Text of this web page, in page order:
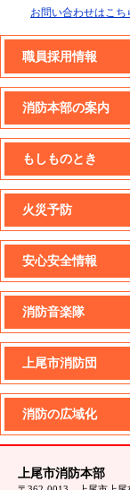
お問い合わせはこち
職員採用情報
消防本部の案内
もしものとき
火災予防
安心安全情報
消防音楽隊
上尾市消防団
消防の広域化
上尾市消防本部